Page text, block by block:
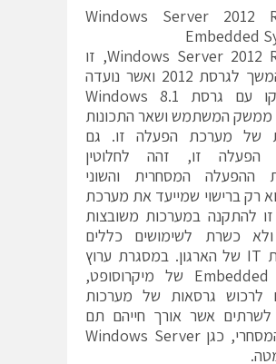
Windows Server 2012
Embedded
שרת Windows Server 2012 R2, זו
גרסת המשך לגרסת 2012 ואשר נועדה
ליישר קו עם גרסת Windows 8.1
ממשק המשתמש ושאר התכונות
של מערכת הפעלה זו. גם
הפעלה זו, זהה לחלוטין
ההפעלה המסחרית והשוני
רק ברישוי שמייעד את מערכת
להתקנה במערכות משובצות
כשרת לשימושים כללים
במחלקת IT של הארגון. במסגרת ערוץ
ההפצה Embedded של מיקרוסופט,
לרכוש גרסאות של מערכות
אשר אורך חייהם תם
בערוץ המסחרי, כגן Windows Server